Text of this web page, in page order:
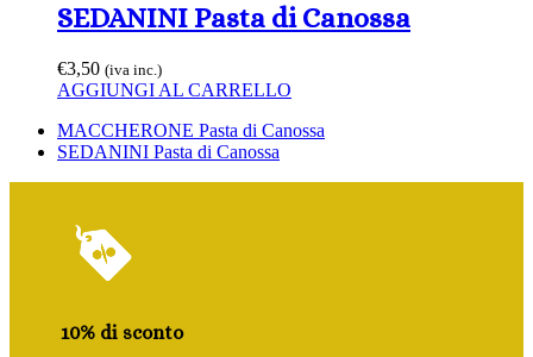
SEDANINI Pasta di Canossa
€3,50 (iva inc.)
AGGIUNGI AL CARRELLO
Slide
precedente:
MACCHERONE Pasta di Canossa
visualizza
SEDANINI Pasta di Canossa
10% di sconto